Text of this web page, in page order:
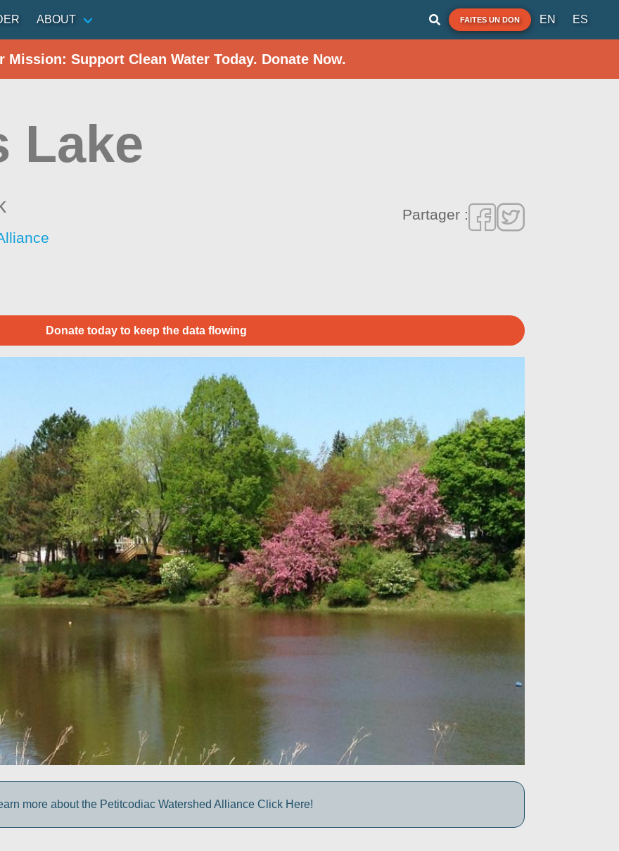
ABOUT FAITES UN DON EN ES
Mission: Support Clean Water Today. Donate Now.
Lake
Partager :
Donate today to keep the data flowing
more about the Petitcodiac Watershed Alliance Click Here!